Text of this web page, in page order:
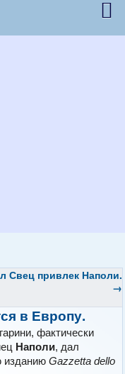
Свец привлек Наполи.
→
в Европу.
фактически
Наполи, дал
изданиюGazzetta dello